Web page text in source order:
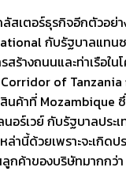
สเตอร์ธุรกิจอีกตัวอย่
กับรัฐบาลแทน
ร้างถนนและท่าเรือใน
of
สินค้าที่ Mozambique
นอร์เวย์ กับรัฐบาลประ
านี้ด้วยเพราะจะเกิดป
กค้าของบริษัทมากกว่